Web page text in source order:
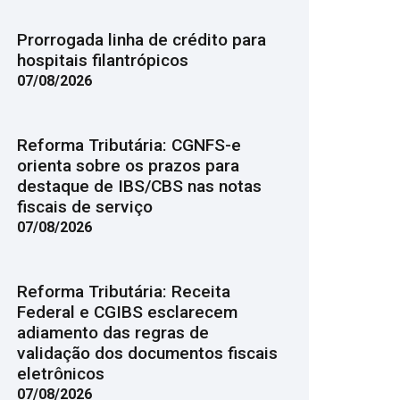
Prorrogada linha de crédito para
hospitais filantrópicos
07/08/2026
Reforma Tributária: CGNFS-e
orienta sobre os prazos para
destaque de IBS/CBS nas notas
fiscais de serviço
07/08/2026
Reforma Tributária: Receita
Federal e CGIBS esclarecem
adiamento das regras de
validação dos documentos fiscais
eletrônicos
07/08/2026